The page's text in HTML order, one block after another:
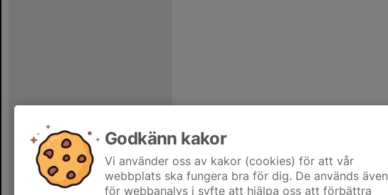
Godkänn kakor
Vi använder oss av kakor (cookies) för att vår
webbplats ska fungera bra för dig. De används även
för webbanalys i syfte att hjälpa oss att förbättra